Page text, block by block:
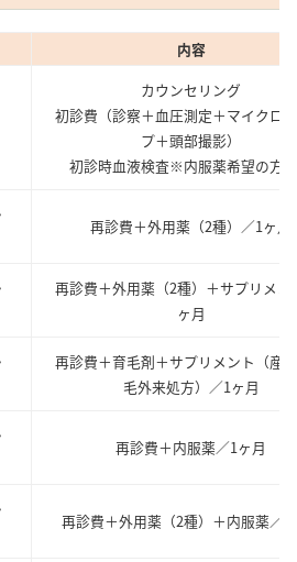
内容
カウンセリング
初診費（診察＋血圧測定＋マイクロ
プ＋頭部撮影）
初診時血液検査※内服薬希望の方
再診費＋外用薬（2種）／1ヶ月
再診費＋外用薬（2種）＋サプリメン
ヶ月
再診費＋育毛剤＋サプリメント（産
毛外来処方）／1ヶ月
再診費＋内服薬／1ヶ月
再診費＋外用薬（2種）＋内服薬／1